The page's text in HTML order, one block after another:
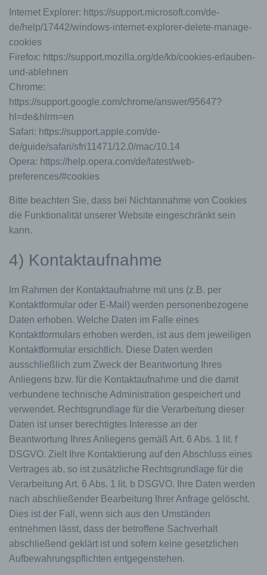
Internet Explorer: https://support.microsoft.com/de-
de/help/17442/windows-internet-explorer-delete-manage-
cookies
Firefox: https://support.mozilla.org/de/kb/cookies-erlauben-
und-ablehnen
Chrome:
https://support.google.com/chrome/answer/95647?
hl=de&hlrm=en
Safari: https://support.apple.com/de-
de/guide/safari/sfri11471/12.0/mac/10.14
Opera: https://help.opera.com/de/latest/web-
preferences/#cookies
Bitte beachten Sie, dass bei Nichtannahme von Cookies
die Funktionalität unserer Website eingeschränkt sein
kann.
4) Kontaktaufnahme
Im Rahmen der Kontaktaufnahme mit uns (z.B. per
Kontaktformular oder E-Mail) werden personenbezogene
Daten erhoben. Welche Daten im Falle eines
Kontaktformulars erhoben werden, ist aus dem jeweiligen
Kontaktformular ersichtlich. Diese Daten werden
ausschließlich zum Zweck der Beantwortung Ihres
Anliegens bzw. für die Kontaktaufnahme und die damit
verbundene technische Administration gespeichert und
verwendet. Rechtsgrundlage für die Verarbeitung dieser
Daten ist unser berechtigtes Interesse an der
Beantwortung Ihres Anliegens gemäß Art. 6 Abs. 1 lit. f
DSGVO. Zielt Ihre Kontaktierung auf den Abschluss eines
Vertrages ab, so ist zusätzliche Rechtsgrundlage für die
Verarbeitung Art. 6 Abs. 1 lit. b DSGVO. Ihre Daten werden
nach abschließender Bearbeitung Ihrer Anfrage gelöscht.
Dies ist der Fall, wenn sich aus den Umständen
entnehmen lässt, dass der betroffene Sachverhalt
abschließend geklärt ist und sofern keine gesetzlichen
Aufbewahrungspflichten entgegenstehen.